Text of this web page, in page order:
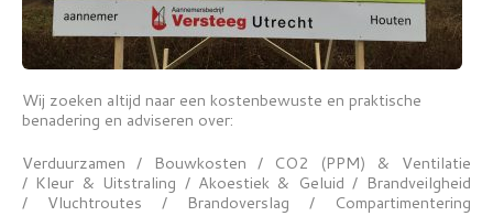
Wij zoeken altijd naar een kostenbewuste en praktische
benadering en adviseren over:
Verduurzamen / Bouwkosten / CO2 (PPM) & Ventilatie
/ Kleur & Uitstraling / Akoestiek & Geluid / Brandveilgheid
/ Vluchtroutes / Brandoverslag / Compartimentering